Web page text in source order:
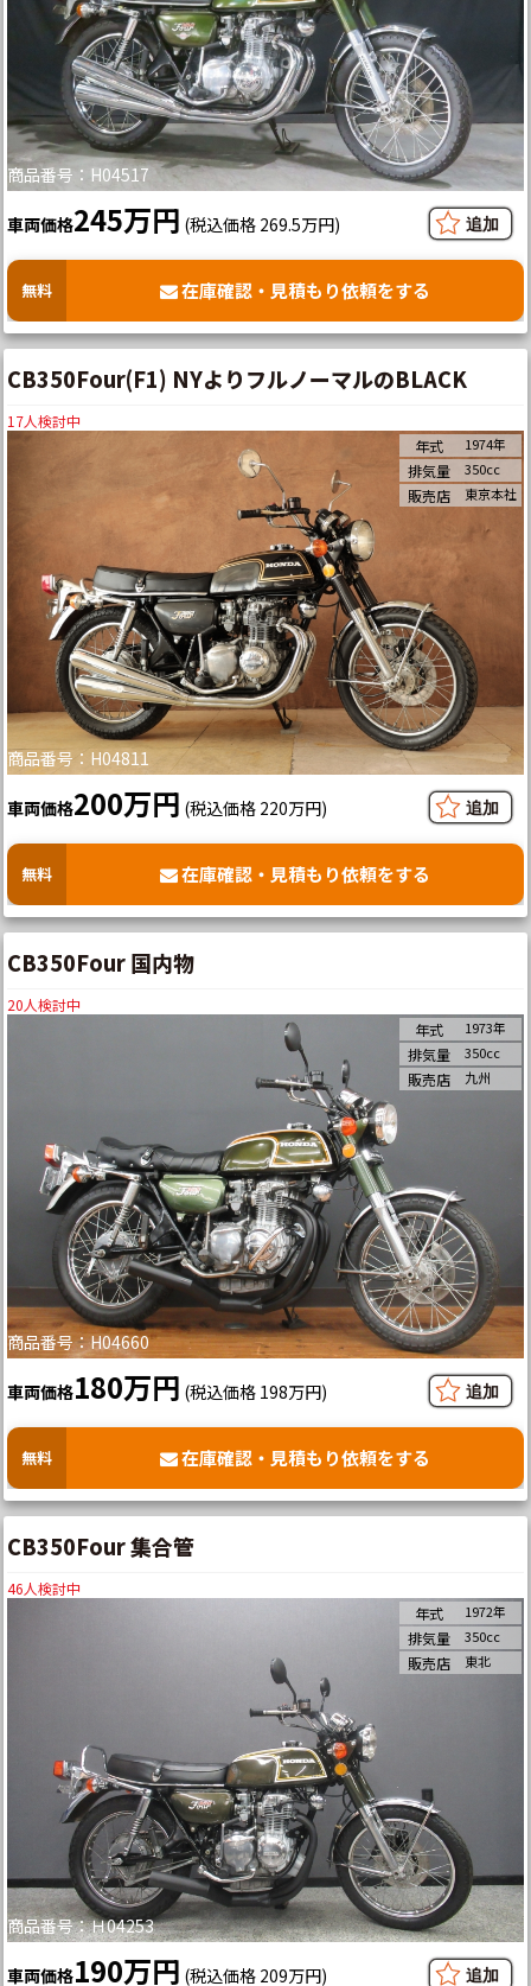
商品番号：H04517
車両価格245万円 (税込価格 269.5万円)
無料 在庫確認・見積もり依頼をする
CB350Four(F1) NYよりフルノーマルのBLACK
17人検討中
商品番号：H04811
年式 1974年
排気量 350cc
販売店 東京本社
車両価格200万円 (税込価格 220万円)
無料 在庫確認・見積もり依頼をする
CB350Four 国内物
20人検討中
商品番号：H04660
年式 1973年
排気量 350cc
販売店 九州
車両価格180万円 (税込価格 198万円)
無料 在庫確認・見積もり依頼をする
CB350Four 集合管
46人検討中
商品番号：Ｈ04253
年式 1972年
排気量 350cc
販売店 東北
車両価格190万円 (税込価格 209万円)